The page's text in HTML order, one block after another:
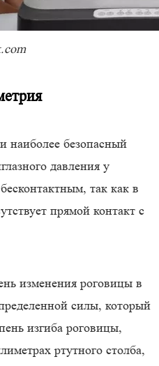
наиболее безопасный
давления у
так как в
прямой контакт с
изменения роговицы в
силы, который
изгиба роговицы,
ртутного столба,